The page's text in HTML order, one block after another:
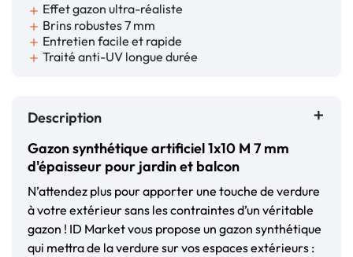
add Effet gazon ultra-réaliste
add Brins robustes 7 mm
add Entretien facile et rapide
add Traité anti-UV longue durée
Description
Gazon synthétique artificiel 1x10 M 7 mm
d'épaisseur pour jardin et balcon
N’attendez plus pour apporter une touche de verdure
à votre extérieur sans les contraintes d’un véritable
gazon ! ID Market vous propose un gazon synthétique
qui mettra de la verdure sur vos espaces extérieurs :